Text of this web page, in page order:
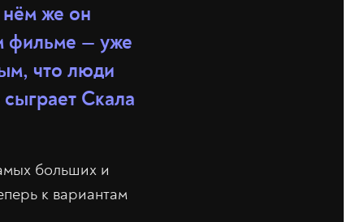
же он
фильме — уже
что люди
сыграет Скала
больших и
к вариантам